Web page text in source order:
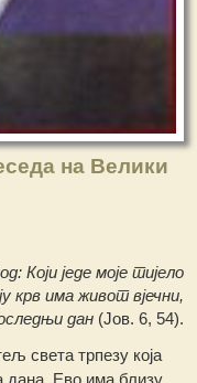
на Велики
Који једе моје тијело
крв има живот вјечни,
дан(Јов. 6, 54).
света трпезу која
дана. Ево има близу